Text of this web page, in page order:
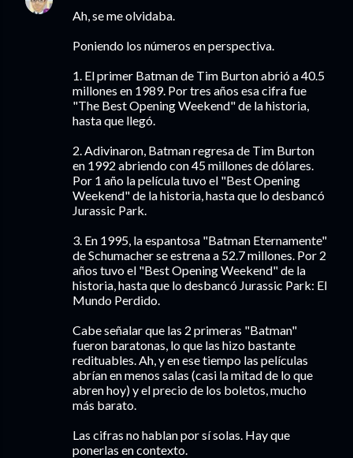
Ah, se me olvidaba.
Poniendo los números en perspectiva.
1. El primer Batman de Tim Burton abrió a 40.5
millones en 1989. Por tres años esa cifra fue
"The Best Opening Weekend" de la historia,
hasta que llegó.
2. Adivinaron, Batman regresa de Tim Burton
en 1992 abriendo con 45 millones de dólares.
Por 1 año la película tuvo el "Best Opening
Weekend" de la historia, hasta que lo desbancó
Jurassic Park.
3. En 1995, la espantosa "Batman Eternamente"
de Schumacher se estrena a 52.7 millones. Por 2
años tuvo el "Best Opening Weekend" de la
historia, hasta que lo desbancó Jurassic Park: El
Mundo Perdido.
Cabe señalar que las 2 primeras "Batman"
fueron baratonas, lo que las hizo bastante
redituables. Ah, y en ese tiempo las películas
abrían en menos salas (casi la mitad de lo que
abren hoy) y el precio de los boletos, mucho
más barato.
Las cifras no hablan por sí solas. Hay que
ponerlas en contexto.